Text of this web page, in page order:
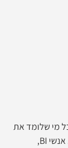
מי שלומד את
תחום הדאטה או שכבר עוסק בו. אנשי BI,